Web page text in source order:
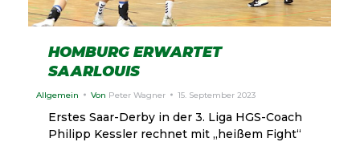
HOMBURG ERWARTET
SAARLOUIS
Allgemein Von Peter Wagner 15. September 2023
Erstes Saar-Derby in der 3. Liga HGS-Coach
Philipp Kessler rechnet mit „heißem Fight“